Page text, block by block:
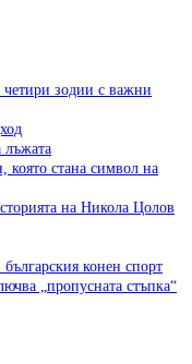
зодии с важни
лъжата
която стана символ на
на Никола Цолов
конен спорт
„пропусната стъпка“